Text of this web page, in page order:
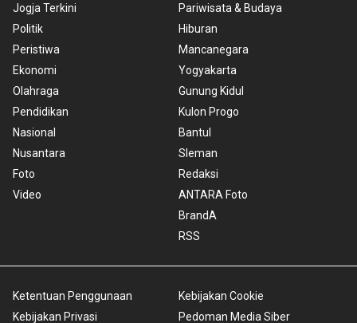
Jogja Terkini
Politik
Peristiwa
Ekonomi
Olahraga
Pendidikan
Nasional
Nusantara
Foto
Video
Pariwisata & Budaya
Hiburan
Mancanegara
Yogyakarta
Gunung Kidul
Kulon Progo
Bantul
Sleman
Redaksi
ANTARA Foto
BrandA
RSS
Ketentuan Penggunaan
Kebijakan Privasi
Kebijakan Cookie
Pedoman Media Siber